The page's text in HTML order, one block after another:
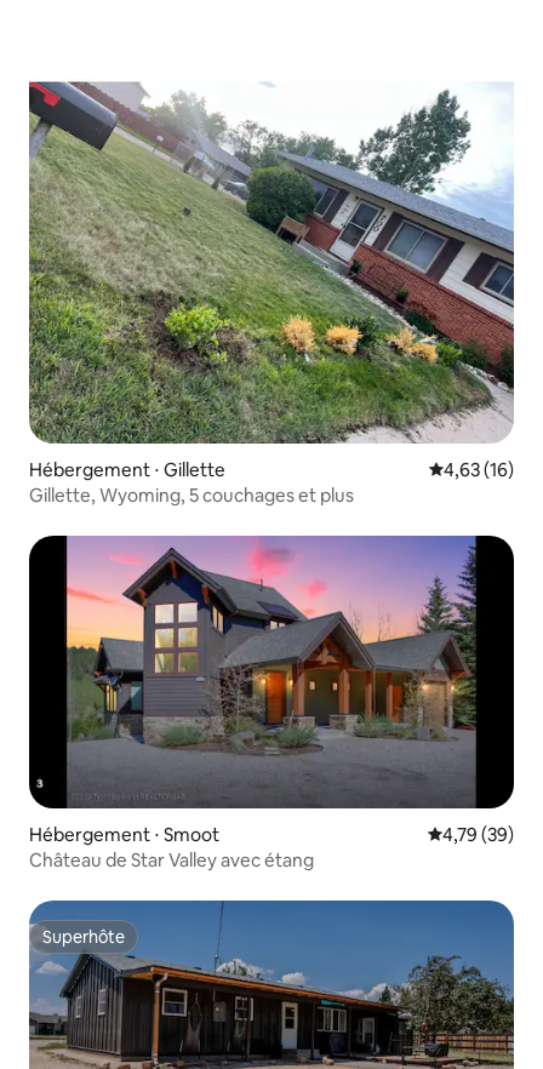
Hébergement ⋅ Gillette Évaluation
4,63 (16)
Gillette, Wyoming, 5 couchages et plus
Hébergement ⋅ Smoot Évaluation
4,79 (39)
Château de Star Valley avec étang
Superhôte
Superhôte